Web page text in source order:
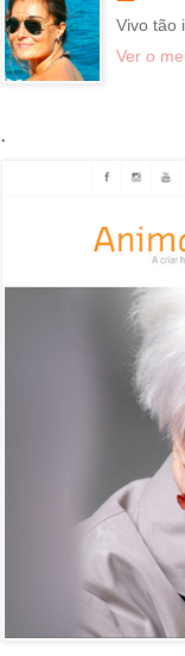
Vivo tão
Ver o
.